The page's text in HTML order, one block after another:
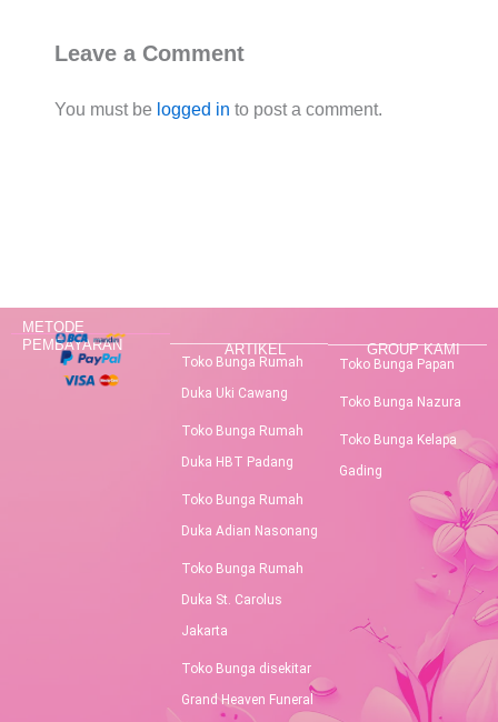
Leave a Comment
You must be logged in to post a comment.
METODE
PEMBAYARAN
ARTIKEL
Toko Bunga Rumah
Duka Uki Cawang
Toko Bunga Rumah
Duka HBT Padang
Toko Bunga Rumah
Duka Adian Nasonang
Toko Bunga Rumah
Duka St. Carolus
Jakarta
Toko Bunga disekitar
Grand Heaven Funeral
GROUP KAMI
Toko Bunga Papan
Toko Bunga Nazura
Toko Bunga Kelapa
Gading